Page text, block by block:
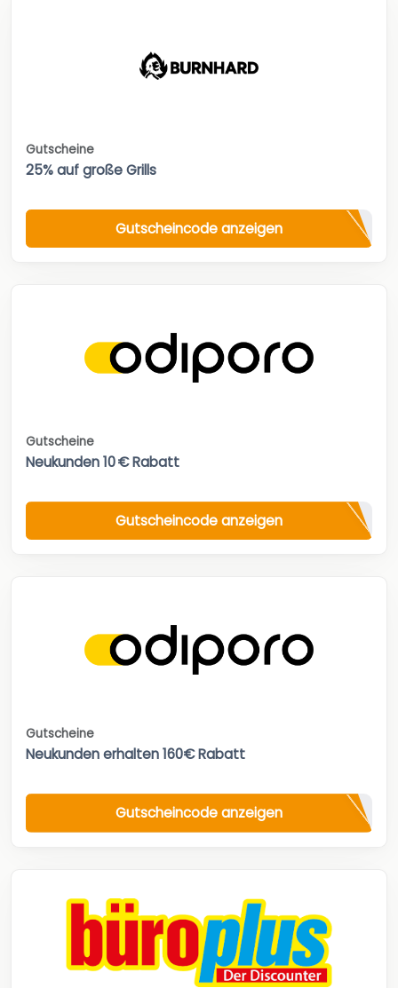
Gutscheine
25% auf große Grills
Gutscheincode anzeigen
Gutscheine
Neukunden 10 € Rabatt
Gutscheincode anzeigen
Gutscheine
Neukunden erhalten 160€ Rabatt
Gutscheincode anzeigen